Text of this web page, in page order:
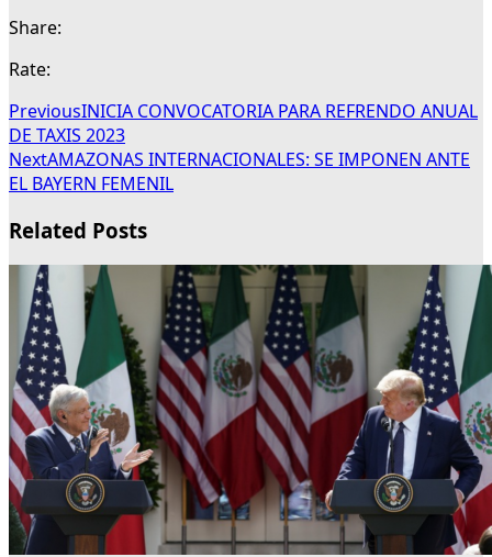
Share:
Rate:
PreviousINICIA CONVOCATORIA PARA REFRENDO ANUAL
DE TAXIS 2023
NextAMAZONAS INTERNACIONALES: SE IMPONEN ANTE
EL BAYERN FEMENIL
Related Posts